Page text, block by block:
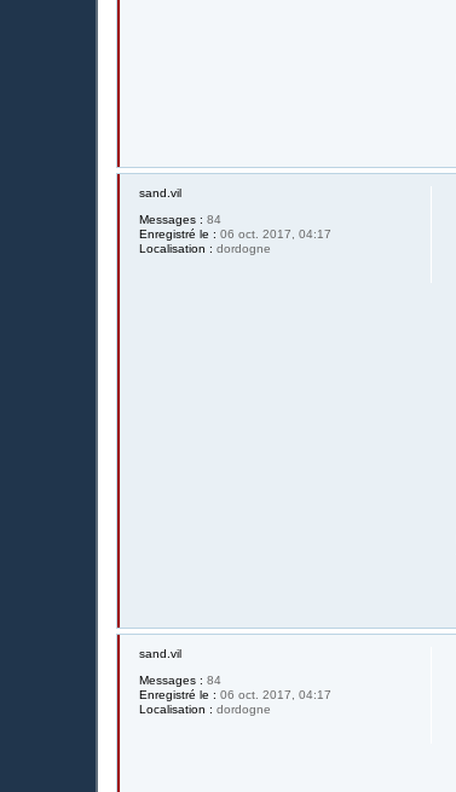
sand.vil
Messages : 84
Enregistré le : 06 oct. 2017, 04:17
Localisation : dordogne
sand.vil
Messages : 84
Enregistré le : 06 oct. 2017, 04:17
Localisation : dordogne